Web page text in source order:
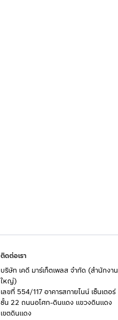
ติดต่อเรา
บริษัท เคดี มาร์เก็ตเพลส จำกัด (สำนักงาน
ใหญ่)
เลขที่ 554/117 อาคารสกายไนน์ เซ็นเตอร์
ชั้น 22 ถนนอโศก-ดินแดง แขวงดินแดง
เขตดินแดง